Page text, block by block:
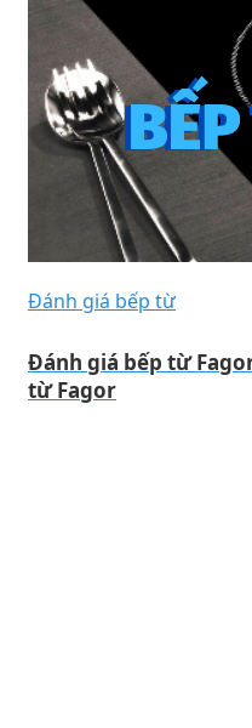
Đánh giá bếp từ
Đánh giá bếp từ
từ Fagor